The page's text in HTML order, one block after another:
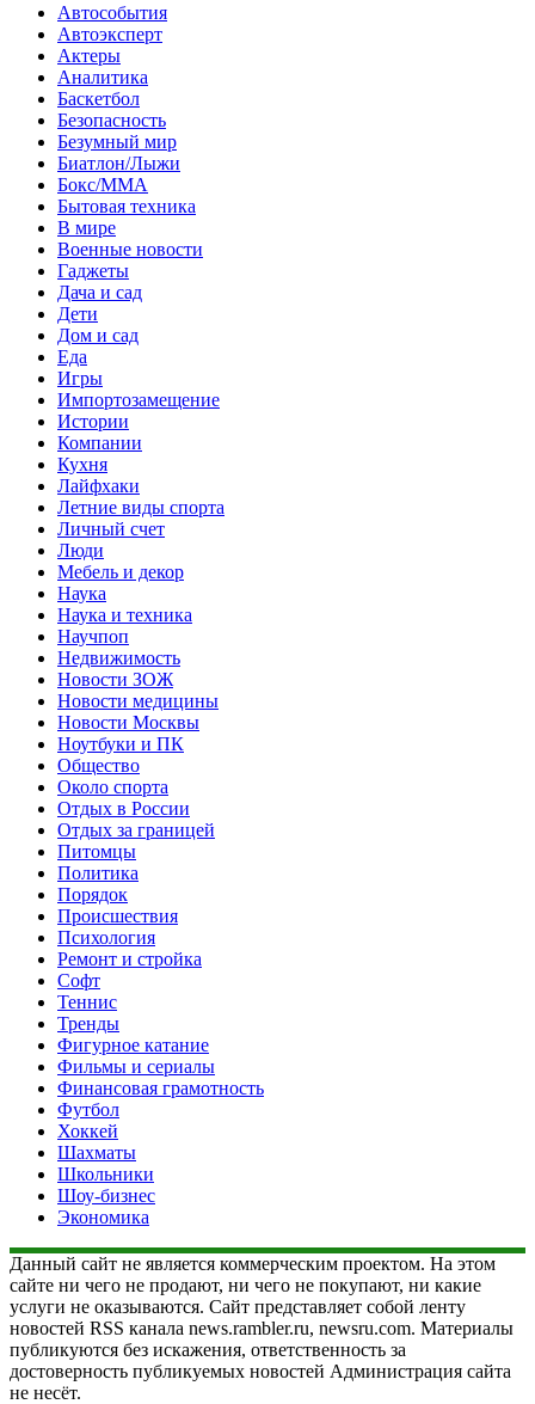
Автособытия
Автоэксперт
Актеры
Аналитика
Баскетбол
Безопасность
Безумный мир
Биатлон/Лыжи
Бокс/MMA
Бытовая техника
В мире
Военные новости
Гаджеты
Дача и сад
Дети
Дом и сад
Еда
Игры
Импортозамещение
Истории
Компании
Кухня
Лайфхаки
Летние виды спорта
Личный счет
Люди
Мебель и декор
Наука
Наука и техника
Научпоп
Недвижимость
Новости ЗОЖ
Новости медицины
Новости Москвы
Ноутбуки и ПК
Общество
Около спорта
Отдых в России
Отдых за границей
Питомцы
Политика
Порядок
Происшествия
Психология
Ремонт и стройка
Софт
Теннис
Тренды
Фигурное катание
Фильмы и сериалы
Финансовая грамотность
Футбол
Хоккей
Шахматы
Школьники
Шоу-бизнес
Экономика
Данный сайт не является коммерческим проектом. На этом
сайте ни чего не продают, ни чего не покупают, ни какие
услуги не оказываются. Сайт представляет собой ленту
новостей RSS канала news.rambler.ru, newsru.com. Материалы
публикуются без искажения, ответственность за
достоверность публикуемых новостей Администрация сайта
не несёт.